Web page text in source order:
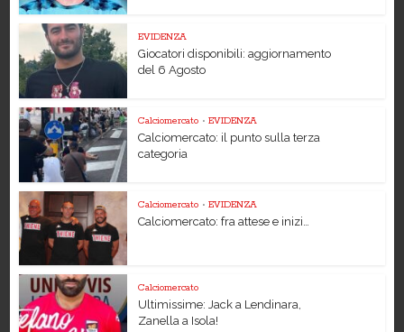
EVIDENZA
Giocatori disponibili: aggiornamento
del 6 Agosto
Calciomercato • EVIDENZA
Calciomercato: il punto sulla terza
categoria
Calciomercato • EVIDENZA
Calciomercato: fra attese e inizi…
Calciomercato
Ultimissime: Jack a Lendinara,
Zanella a Isola!